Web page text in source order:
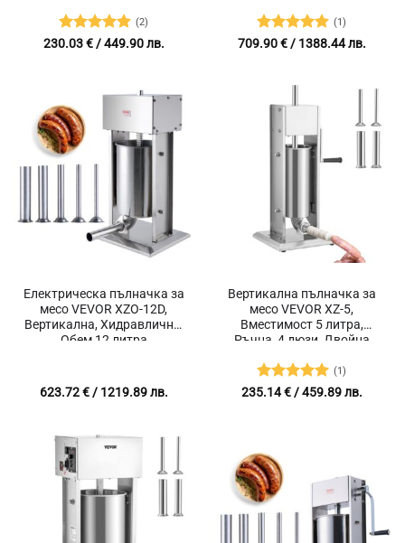
пакетиране на храни и
торбички
Оценено с
(2)
230.03€/ 449.90 лв.
Оценено с
(1)
709.90€/ 1388.44 лв.
Електрическа пълначка за
месо VEVOR XZO-12D,
Вертикална, Хидравлична,
Обем 12 литра
623.72€/ 1219.89 лв.
Вертикална пълначка за
месо VEVOR XZ-5,
Вместимост 5 литра,
Ръчна, 4 дюзи, Двойна
въздух
Оценено с
(1)
235.14€/ 459.89 лв.